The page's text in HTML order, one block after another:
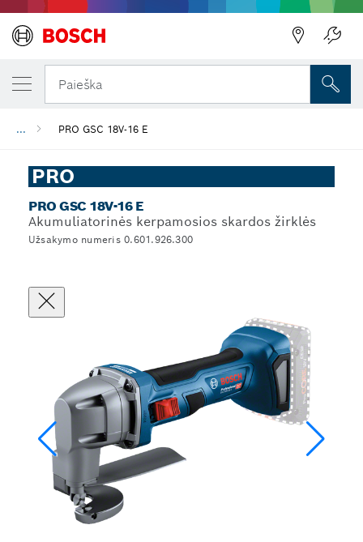
Paieška
... PRO GSC 18V-16 E
PRO
PRO GSC 18V-16 E
Akumuliatorinės kerpamosios skardos žirklės
Užsakymo numeris 0.601.926.300